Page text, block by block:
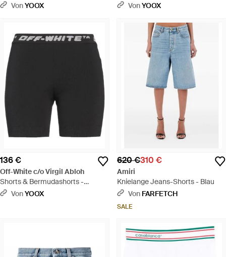
VonYOOX
VonYOOX
136 €
Off-White c/o Virgil Abloh
Shorts & Bermudashorts -
Schwarz
VonYOOX
620 €310 €
Amiri
Knielange Jeans-Shorts - Blau
Von FARFETCH
SALE